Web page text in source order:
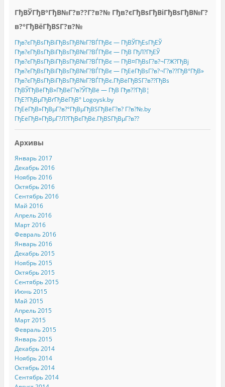
ГђВЎГђВ°ГђВ№Г?в??Г?в?№ Гђв?єГђВѕГђВіГђВѕГђВ№Г?
в?°ГђВёГђВЅГ?в?№
Гђв?єГђВѕГђВіГђВѕГђВ№Г?ВЃГђВє — ГђВЎГђЕѕГђЕЎ
Гђв?єГђВѕГђВіГђВѕГђВ№Г?ВЃГђВє — ГђВ ГђЛ?ГђЕЎ
Гђв?єГђВѕГђВіГђВѕГђВ№Г?ВЃГђВє — ГђВ¤ГђВѕГ?в?¬Г?Ж?ГђВј
Гђв?єГђВѕГђВіГђВѕГђВ№Г?ВЃГђВє — ГђЕёГђВѕГ?в?¬Г?в??ГђВ°ГђВ»
Гђв?єГђВѕГђВіГђВѕГђВ№Г?ВЃГђВє.ГђВёГђВЅГ?в??ГђВѕ
ГђВЎГђВёГђВ»ГђВёГ?в?ЎГђВё — ГђВ Гђв??ГђВ¦
ГђЕ?ГђВµГђВґГђВёГђВ° Logoysk.by
ГђЕёГђВ»ГђВµГ?в?°ГђВµГђВЅГђВёГ?в? Г?в?№.by
ГђЕёГђВ»ГђВµГ?Л?ГђВєГђВё.ГђВЅГђВµГ?в??
Архивы
Январь 2017
Декабрь 2016
Ноябрь 2016
Октябрь 2016
Сентябрь 2016
Май 2016
Апрель 2016
Март 2016
Февраль 2016
Январь 2016
Декабрь 2015
Ноябрь 2015
Октябрь 2015
Сентябрь 2015
Июнь 2015
Май 2015
Апрель 2015
Март 2015
Февраль 2015
Январь 2015
Декабрь 2014
Ноябрь 2014
Октябрь 2014
Сентябрь 2014